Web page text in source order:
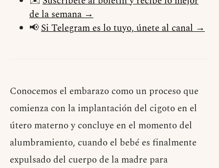
de la semana →
📢Si Telegram es lo tuyo, únete al canal →
Conocemos el embarazo como un proceso que
comienza con la implantación del cigoto en el
útero materno y concluye en el momento del
alumbramiento, cuando el bebé es finalmente
expulsado del cuerpo de la madre para